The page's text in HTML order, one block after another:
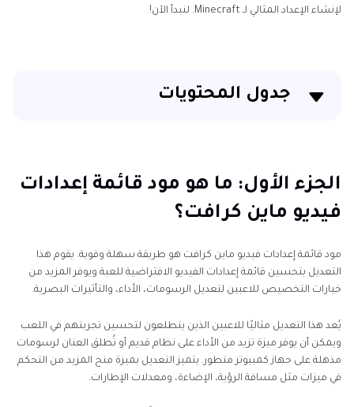
لإنشاء الإعداد المثالي لـ Minecraft. لنبدأ الآن!
جدول المحتويات
الجزء الثاني: كيفية الحصول على مود قائمة إعدادات فيديو
ماين كرافت؟
ماين كرافت؟
الجزء الرابع: أفضل تجربة مجانية لمُحسِّن الفيديو 4K
الجزء الأول: ما هو مود قائمة إعدادات
فيديو ماين كرافت؟
مود قائمة إعدادات فيديو ماين كرافت هو طريقة سهلة وقوية. يقوم هذا
التعديل بتحسين قائمة إعدادات الفيديو الافتراضية للعبة ويوفر المزيد من
خيارات التخصيص للاعبين لتعديل الرسومات، الأداء، والتأثيرات البصرية.
يُعد هذا التعديل مثاليًا للاعبين الذين يتطلعون لتحسين تجربتهم في اللعب
ويمكن أن يوفر ميزة تزيد من الأداء على نظام قديم أو تُطلق العنان لرسومات
مذهلة على جهاز كمبيوتر متطور. يتميز التعديل بميزة منح المزيد من التحكم
في ميزات مثل مسافة الرؤية، الإضاءة، ومعدلات الإطارات.